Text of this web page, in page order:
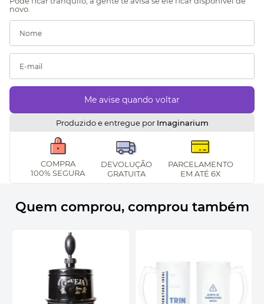
Produzido e entregue por Imaginarium
COMPRA
100% SEGURA
DEVOLUÇÃO
GRATUITA
PARCELAMENTO
EM ATÉ 6X
Quem comprou, comprou também